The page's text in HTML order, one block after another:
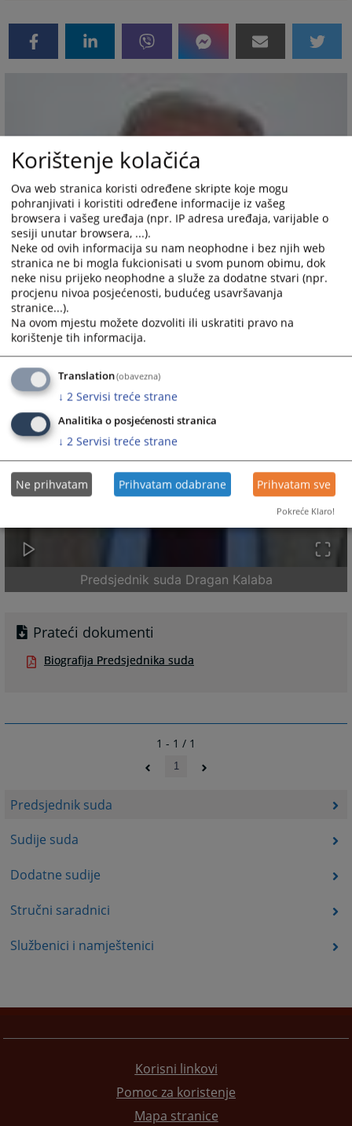
Predsjednik suda
Sudije suda
Dodatne sudije
Stručni saradnici
Službenici i namještenici
Predsjednik suda Dragan Kalaba
Prateći dokumenti
Biografija Predsjednika suda
1 - 1 / 1
1
Korisni linkovi
Pomoc za koristenje
Mapa stranice
Korištenje kolačića
Ova web stranica koristi određene skripte koje mogu
pohranjivati i koristiti određene informacije iz vašeg
browsera i vašeg uređaja (npr. IP adresa uređaja, varijable o
sesiji unutar browsera, ...).
Neke od ovih informacija su nam neophodne i bez njih web
stranica ne bi mogla fukcionisati u svom punom obimu, dok
neke nisu prijeko neophodne a služe za dodatne stvari (npr.
procjenu nivoa posjećenosti, budućeg usavršavanja
stranice...).
Na ovom mjestu možete dozvoliti ili uskratiti pravo na
korištenje tih informacija.
Translation(obavezna)
↓ 2 Servisi treće strane
Analitika o posjećenosti stranica
↓ 2 Servisi treće strane
Ne prihvatam Prihvatam odabrane Prihvatam sve
Pokreće Klaro!